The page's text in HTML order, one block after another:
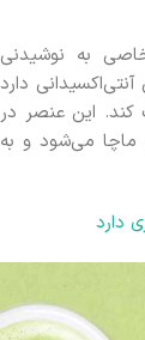
به نوشیدنی
دارد
این عنصر در
ماچا می‌شود و به
دارد